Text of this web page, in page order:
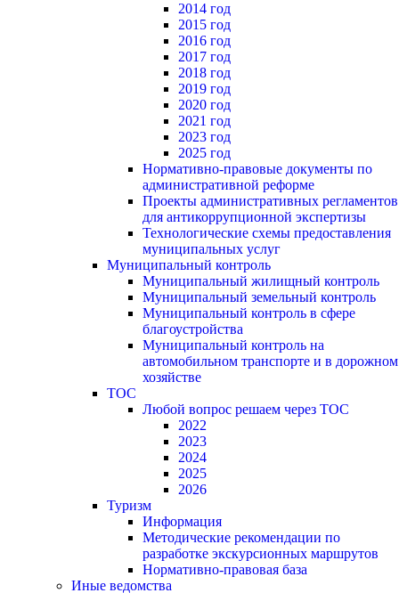
2014 год
2015 год
2016 год
2017 год
2018 год
2019 год
2020 год
2021 год
2023 год
2025 год
Нормативно-правовые документы по
административной реформе
Проекты административных регламентов
для антикоррупционной экспертизы
Технологические схемы предоставления
муниципальных услуг
Муниципальный контроль
Муниципальный жилищный контроль
Муниципальный земельный контроль
Муниципальный контроль в сфере
благоустройства
Муниципальный контроль на
автомобильном транспорте и в дорожном
хозяйстве
ТОС
Любой вопрос решаем через ТОС
2022
2023
2024
2025
2026
Туризм
Информация
Методические рекомендации по
разработке экскурсионных маршрутов
Нормативно-правовая база
Иные ведомства